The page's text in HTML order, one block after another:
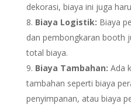
dekorasi, biaya ini juga
Biaya Logistik: Biaya
dan pembongkaran booth
total biaya.
Biaya Tambahan: Ada
tambahan seperti biaya
penyimpanan, atau biaya